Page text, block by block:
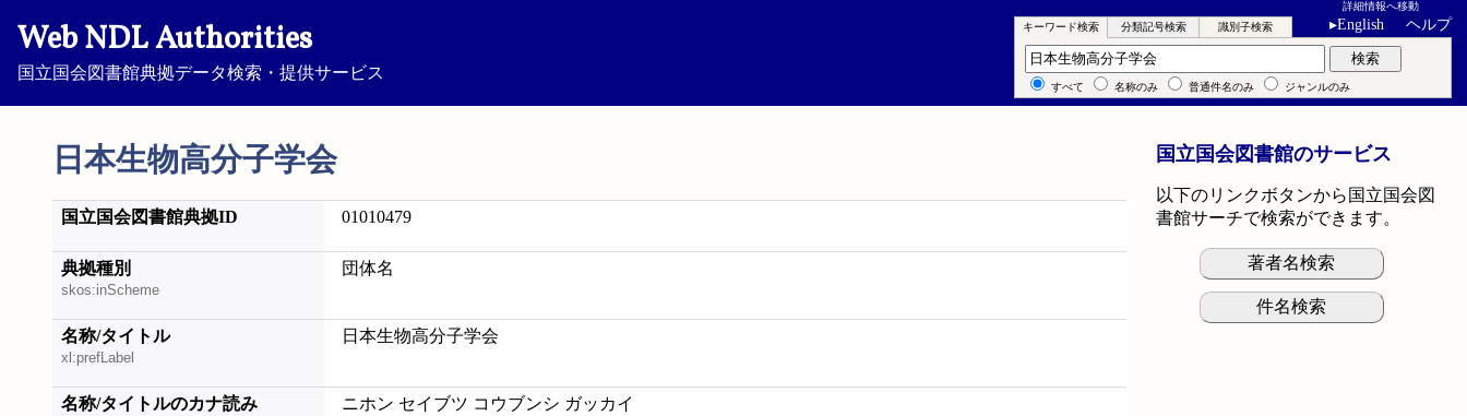
Web NDL Authorities
国立国会図書館典拠データ検索・提供サービス
詳細情報へ移動
▸English ヘルプ
日本生物高分子学会
キーワード検索 分類記号検索 識別子検索
キーワード検索 検索
すべて 名称のみ 普通件名のみ ジャンルのみ
国立国会図書館典拠ID 01010479
典拠種別
skos:inScheme
団体名
名称/タイトル
xl:prefLabel
日本生物高分子学会
名称/タイトルのカナ読み ニホン セイブツ コウブンシ ガッカイ
国立国会図書館のサービス
以下のリンクボタンから国立国会図
書館サーチで検索ができます。
著者名検索
件名検索